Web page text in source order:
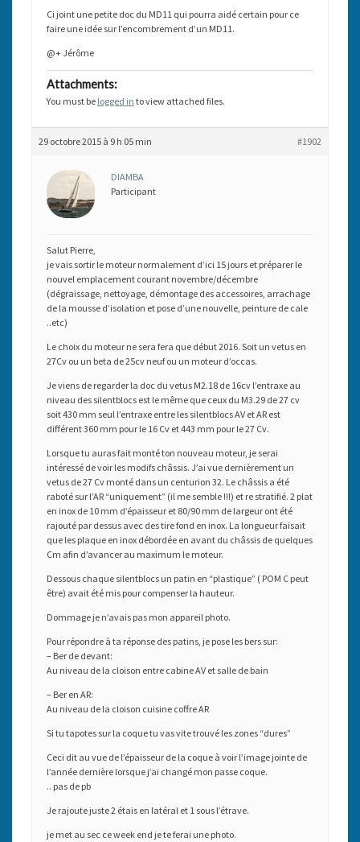
Ci joint une petite doc du MD11 qui pourra aidé certain pour ce
faire une idée sur l’encombrement d’un MD11.
@+ Jérôme
Attachments:
You must be logged in to view attached files.
29 octobre 2015 à 9 h 05 min #1902
DIAMBA
Participant
Salut Pierre,
je vais sortir le moteur normalement d’ici 15 jours et préparer le
nouvel emplacement courant novembre/décembre
(dégraissage, nettoyage, démontage des accessoires, arrachage
de la mousse d’isolation et pose d’une nouvelle, peinture de cale
..etc)
Le choix du moteur ne sera fera que début 2016. Soit un vetus en
27Cv ou un beta de 25cv neuf ou un moteur d’occas.
Je viens de regarder la doc du vetus M2.18 de 16cv l’entraxe au
niveau des silentblocs est le même que ceux du M3.29 de 27 cv
soit 430 mm seul l’entraxe entre les silentblocs AV et AR est
différent 360 mm pour le 16 Cv et 443 mm pour le 27 Cv.
Lorsque tu auras fait monté ton nouveau moteur, je serai
intéressé de voir les modifs châssis. J’ai vue dernièrement un
vetus de 27 Cv monté dans un centurion 32. Le châssis a été
raboté sur l’AR “uniquement” (il me semble !!!) et re stratifié. 2 plat
en inox de 10 mm d’épaisseur et 80/90 mm de largeur ont été
rajouté par dessus avec des tire fond en inox. La longueur faisait
que les plaque en inox débordée en avant du châssis de quelques
Cm afin d’avancer au maximum le moteur.
Dessous chaque silentblocs un patin en “plastique” ( POM C peut
être) avait été mis pour compenser la hauteur.
Dommage je n’avais pas mon appareil photo.
Pour répondre à ta réponse des patins, je pose les bers sur:
– Ber de devant:
Au niveau de la cloison entre cabine AV et salle de bain
– Ber en AR:
Au niveau de la cloison cuisine coffre AR
Si tu tapotes sur la coque tu vas vite trouvé les zones “dures”
Ceci dit au vue de l’épaisseur de la coque à voir l’image jointe de
l’année dernière lorsque j’ai changé mon passe coque.
.. pas de pb
Je rajoute juste 2 étais en latéral et 1 sous l’étrave.
je met au sec ce week end je te ferai une photo.